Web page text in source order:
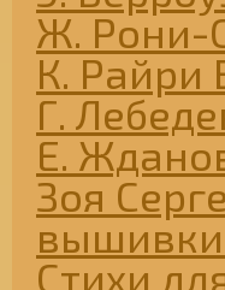
Ж. Рони-
К. Райри
Г.
Е.
Зоя
Стихи